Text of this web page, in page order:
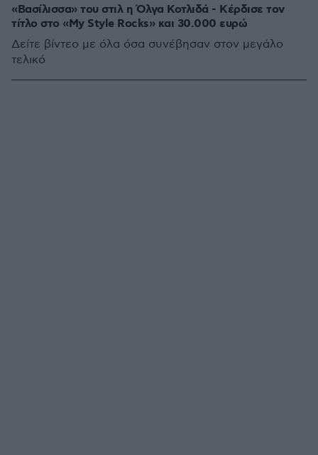
«Βασίλισσα» του στιλ η Όλγα Κοτλιδά - Κέρδισε τον
τίτλο στο «My Style Rocks» και 30.000 ευρώ
Δείτε βίντεο με όλα όσα συνέβησαν στον μεγάλο
τελικό